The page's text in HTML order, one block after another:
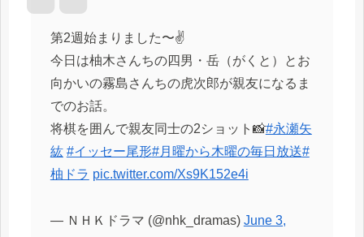
第2週始まりました〜✌️
今日は柚木さんちの四男・岳（がくと）とお
向かいの霧島さんちの虎次郎が親友になるま
でのお話。
将棋を囲んで親友同士の2ショット📸#永瀬矢
紘 #イッセー尾形#月曜から木曜の毎日放送#
柚ドラ pic.twitter.com/Xs9K152e4i
— ＮＨＫドラマ (@nhk_dramas) June 3,